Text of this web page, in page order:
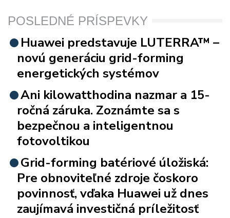
POSLEDNÉ PRÍSPEVKY
Huawei predstavuje LUTERRA™ –
novú generáciu grid-forming
energetických systémov
Ani kilowatthodina nazmar a 15-
ročná záruka. Zoznámte sa s
bezpečnou a inteligentnou
fotovoltikou
Grid-forming batériové úložiská:
Pre obnoviteľné zdroje čoskoro
povinnosť, vďaka Huawei už dnes
zaujímavá investičná príležitosť